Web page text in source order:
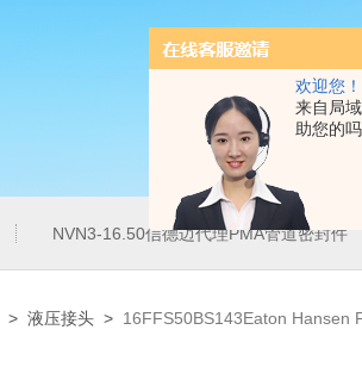
欢迎您！
来自局
助您的
NVN3-16.50信德迈代理PMA管道密封件
> 液压接头 > 16FFS50BS143Eaton Hansen